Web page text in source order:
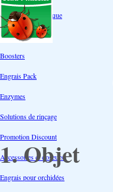
Engrais hydroponique
Engrais-Coco
Boosters
Engrais Pack
Enzymes
Solutions de rinçage
Promotion Discount
Accessoires et doseurs
Engrais pour orchidées
1. Objet